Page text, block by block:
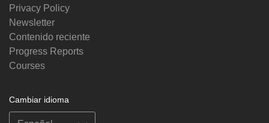
Privacy Policy
Newsletter
Contenido reciente
Progress Reports
Courses
Cambiar idioma